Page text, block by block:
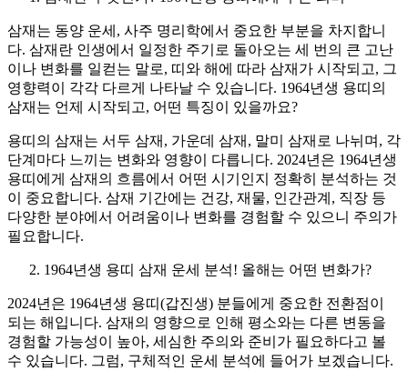
삼재는 동양 운세, 사주 명리학에서 중요한 부분을 차지합니
다. 삼재란 인생에서 일정한 주기로 돌아오는 세 번의 큰 고난
이나 변화를 일컫는 말로, 띠와 해에 따라 삼재가 시작되고, 그
영향력이 각각 다르게 나타날 수 있습니다. 1964년생 용띠의
삼재는 언제 시작되고, 어떤 특징이 있을까요?
용띠의 삼재는 서두 삼재, 가운데 삼재, 말미 삼재로 나뉘며, 각
단계마다 느끼는 변화와 영향이 다릅니다. 2024년은 1964년생
용띠에게 삼재의 흐름에서 어떤 시기인지 정확히 분석하는 것
이 중요합니다. 삼재 기간에는 건강, 재물, 인간관계, 직장 등
다양한 분야에서 어려움이나 변화를 경험할 수 있으니 주의가
필요합니다.
1964년생 용띠 삼재 운세 분석! 올해는 어떤 변화가?
2024년은 1964년생 용띠(갑진생) 분들에게 중요한 전환점이
되는 해입니다. 삼재의 영향으로 인해 평소와는 다른 변동을
경험할 가능성이 높아, 세심한 주의와 준비가 필요하다고 볼
수 있습니다. 그럼, 구체적인 운세 분석에 들어가 보겠습니다.